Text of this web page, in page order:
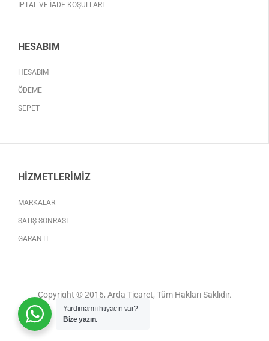
İPTAL VE İADE KOŞULLARI
HESABIM
HESABIM
ÖDEME
SEPET
HIZMETLERIMIZ
MARKALAR
SATIŞ SONRASI
GARANTI
Copyright © 2016, Arda Ticaret, Tüm Hakları Saklıdır.
Yardımamı ihtiyacın var?
Bize yazın.